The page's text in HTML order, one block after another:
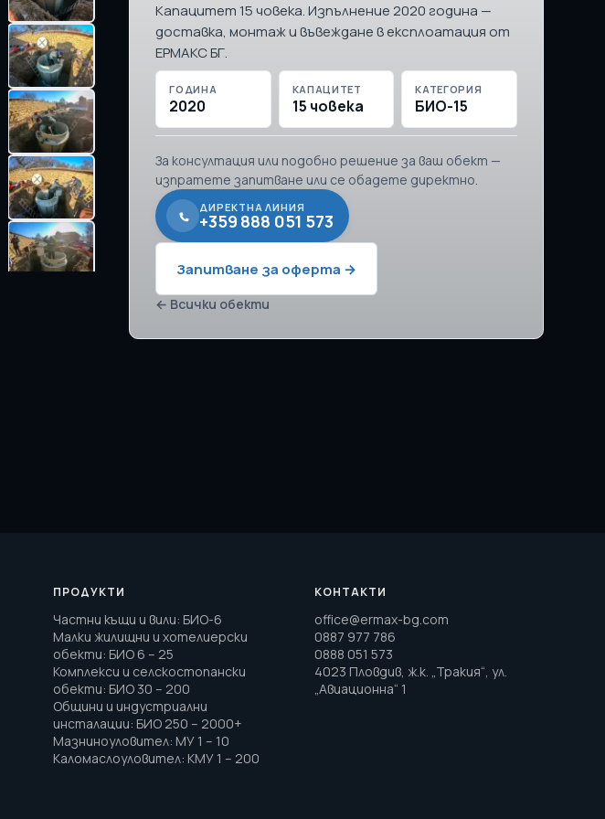
Капацитет 15 човека. Изпълнение 2020 година —
доставка, монтаж и въвеждане в експлоатация от
ЕРМАКС БГ.
ГОДИНА
2020
КАПАЦИТЕТ
15 човека
КАТЕГОРИЯ
БИО-15
За консултация или подобно решение за ваш обект —
изпратете запитване или се обадете директно.
ДИРЕКТНА ЛИНИЯ
+359 888 051 573
Запитване за оферта →
← Всички обекти
ПРОДУКТИ
Частни къщи и вили: БИО-6
Малки жилищни и хотелиерски
обекти: БИО 6 – 25
Комплекси и селскостопански
обекти: БИО 30 – 200
Общини и индустриални
инсталации: БИО 250 – 2000+
Мазниноуловител: МУ 1 – 10
Каломаслоуловител: КМУ 1 – 200
КОНТАКТИ
office@ermax-bg.com
0887 977 786
0888 051 573
4023 Пловдив, ж.к. „Тракия“, ул.
„Авиационна“ 1